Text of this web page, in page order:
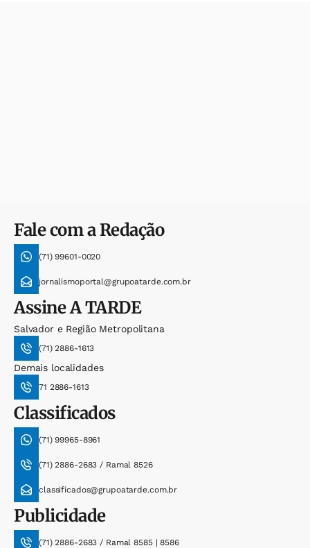
Fale com a Redação
(71) 99601-0020
jornalismoportal@grupoatarde.com.br
AssineA TARDE
Salvador e Região Metropolitana
(71) 2886-1613
Demais localidades
71 2886-1613
Classificados
(71) 99965-8961
(71) 2886-2683 / Ramal 8526
classificados@grupoatarde.com.br
Publicidade
(71) 2886-2683 / Ramal 8585 | 8586